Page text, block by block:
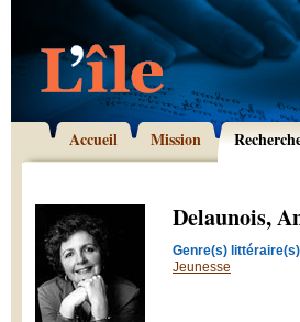
Accueil Mission
Delaunois,
Genre(s)
Jeunesse